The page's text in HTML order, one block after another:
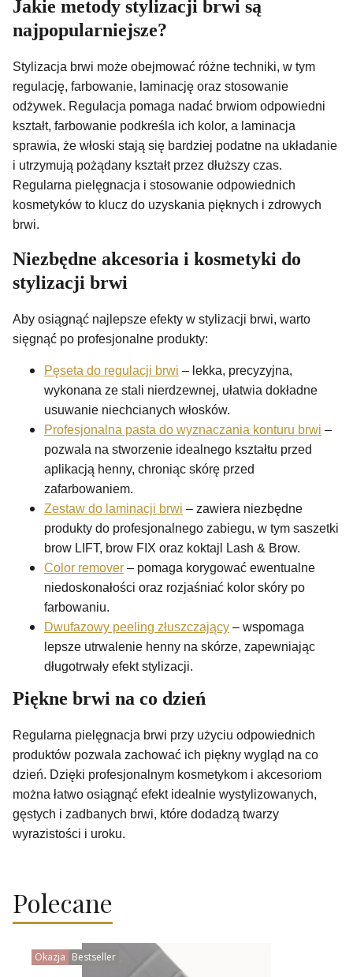
Jakie metody stylizacji brwi są
najpopularniejsze?
Stylizacja brwi może obejmować różne techniki, w tym
regulację, farbowanie, laminację oraz stosowanie
odżywek. Regulacja pomaga nadać brwiom odpowiedni
kształt, farbowanie podkreśla ich kolor, a laminacja
sprawia, że włoski stają się bardziej podatne na układanie
i utrzymują pożądany kształt przez dłuższy czas.
Regularna pielęgnacja i stosowanie odpowiednich
kosmetyków to klucz do uzyskania pięknych i zdrowych
brwi.
Niezbędne akcesoria i kosmetyki do
stylizacji brwi
Aby osiągnąć najlepsze efekty w stylizacji brwi, warto
sięgnąć po profesjonalne produkty:
Pęseta do regulacji brwi – lekka, precyzyjna,
wykonana ze stali nierdzewnej, ułatwia dokładne
usuwanie niechcianych włosków.
Profesjonalna pasta do wyznaczania konturu brwi –
pozwala na stworzenie idealnego kształtu przed
aplikacją henny, chroniąc skórę przed
zafarbowaniem.
Zestaw do laminacji brwi – zawiera niezbędne
produkty do profesjonalnego zabiegu, w tym saszetki
brow LIFT, brow FIX oraz koktajl Lash & Brow.
Color remover – pomaga korygować ewentualne
niedoskonałości oraz rozjaśniać kolor skóry po
farbowaniu.
Dwufazowy peeling złuszczający – wspomaga
lepsze utrwalenie henny na skórze, zapewniając
długotrwały efekt stylizacji.
Piękne brwi na co dzień
Regularna pielęgnacja brwi przy użyciu odpowiednich
produktów pozwala zachować ich piękny wygląd na co
dzień. Dzięki profesjonalnym kosmetykom i akcesoriom
można łatwo osiągnąć efekt idealnie wystylizowanych,
gęstych i zadbanych brwi, które dodadzą twarzy
wyrazistości i uroku.
Polecane
Okazja Bestseller